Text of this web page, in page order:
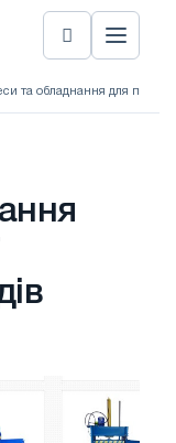
та обладнання для